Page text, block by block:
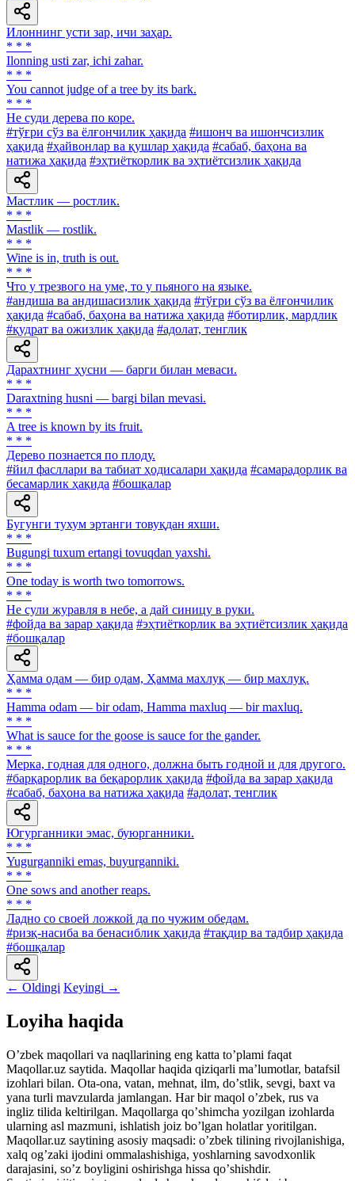
Илоннинг усти зар, ичи заҳар.
* * *
Ilonning usti zar, ichi zahar.
* * *
You cannot judge of a tree by its bark.
* * *
He суди дерева по коре.
#тўғри сўз ва ёлғончилик ҳақида #ишонч ва ишончсизлик
ҳақида #ҳайвонлар ва қушлар ҳақида #сабаб, баҳона ва
натижа ҳақида #эҳтиёткорлик ва эҳтиётсизлик ҳақида
Мастлик — ростлик.
* * *
Mastlik — rostlik.
* * *
Wine is in, truth is out.
* * *
Что у трезвого на уме, то у пьяного на языке.
#андиша ва андишасизлик ҳақида #тўғри сўз ва ёлғончилик
ҳақида #сабаб, баҳона ва натижа ҳақида #ботирлик, мардлик
#қудрат ва ожизлик ҳақида #адолат, тенглик
Дарахтнинг ҳусни — барги билан меваси.
* * *
Daraxtning husni — bargi bilan mevasi.
* * *
A tree is known by its fruit.
* * *
Дерево познается по плоду.
#йил фасллари ва табиат ҳодисалари ҳақида #самарадорлик ва
бесамарлик ҳақида #бошқалар
Бугунги тухум эртанги товуқдан яхши.
* * *
Bugungi tuxum ertangi tovuqdan yaxshi.
* * *
One today is worth two tomorrows.
* * *
He сули журавля в небе, а дай синицу в руки.
#фойда ва зарар ҳақида #эҳтиёткорлик ва эҳтиётсизлик ҳақида
#бошқалар
Ҳамма одам — бир одам, Ҳамма махлуқ — бир махлуқ.
* * *
Hamma odam — bir odam, Hamma maxluq — bir maxluq.
* * *
What is sauce for the goose is sauce for the gander.
* * *
Мерка, годная для одного, должна быть годной и для другого.
#барқарорлик ва беқарорлик ҳақида #фойда ва зарар ҳақида
#сабаб, баҳона ва натижа ҳақида #адолат, тенглик
Югурганники эмас, буюрганники.
* * *
Yugurganniki emas, buyurganniki.
* * *
One sows and another reaps.
* * *
Ладно со своей ложкой да по чужим обедам.
#ризқ-насиба ва бенасиблик ҳақида #тақдир ва тадбир ҳақида
#бошқалар
← Oldingi Keyingi →
Loyiha haqida
Oʼzbek maqollari va naqllarining eng katta toʼplami faqat
Maqollar.uz saytida. Maqollar haqida qiziqarli maʼlumotlar, batafsil
izohlari bilan. Ota-ona, vatan, mehnat, ilm, doʼstlik, sevgi, baxt va
yana turli mavzularda jamlangan. Har bir maqol oʼzbek, rus va
ingliz tilida keltirilgan. Maqollarga qoʼshimcha yozilgan izohlarda
ularning asl mazmuni, ishlatish joiz boʼlgan holatlar yoritilgan.
Maqollar.uz saytining asosiy maqsadi: oʼzbek tilining rivojlanishiga,
xalq ogʼzaki ijodini ommalashishiga, yoshlarning savodxonlik
darajasini, soʼz boyligini oshirishga hissa qoʼshishdir.